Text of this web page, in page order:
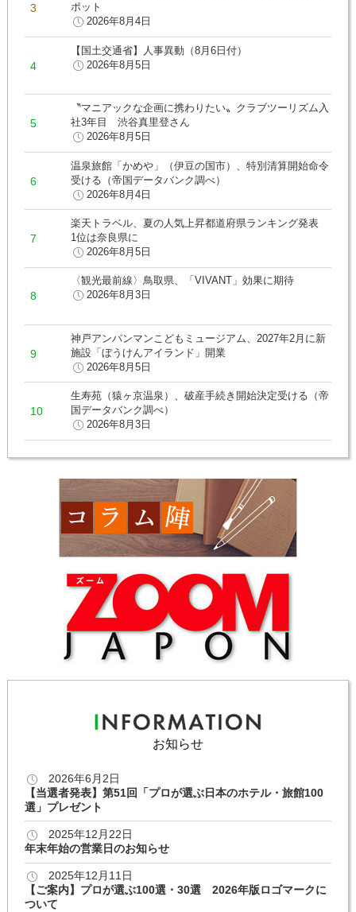
ポット
2026年8月4日
【国土交通省】人事異動（8月6日付）
2026年8月5日
〝マニアックな企画に携わりたい〟クラブツーリズム入
社3年目 渋谷真里登さん
2026年8月5日
温泉旅館「かめや」（伊豆の国市）、特別清算開始命令
受ける（帝国データバンク調べ）
2026年8月4日
楽天トラベル、夏の人気上昇都道府県ランキング発表
1位は奈良県に
2026年8月5日
〈観光最前線〉鳥取県、「VIVANT」効果に期待
2026年8月3日
神戸アンパンマンこどもミュージアム、2027年2月に新
施設「ぼうけんアイランド」開業
2026年8月5日
生寿苑（猿ヶ京温泉）、破産手続き開始決定受ける（帝
国データバンク調べ）
2026年8月3日
お知らせ
2026年6月2日
【当選者発表】第51回「プロが選ぶ日本のホテル・旅館100
選」プレゼント
2025年12月22日
年末年始の営業日のお知らせ
2025年12月11日
【ご案内】プロが選ぶ100選・30選 2026年版ロゴマークに
ついて